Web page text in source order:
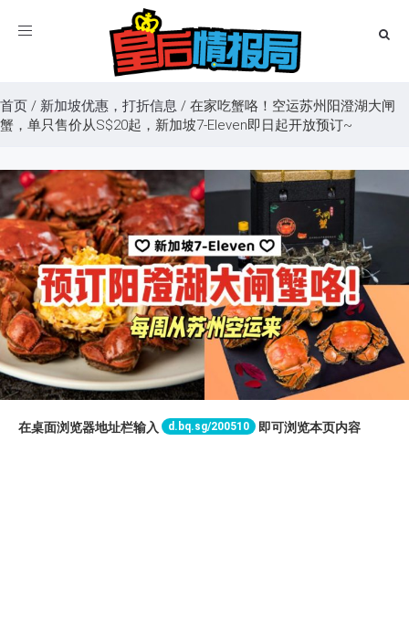
Toggle
首页 / 新加坡优惠，打折信息 / 在家吃蟹咯！空运苏州阳澄湖大闸
蟹，单只售价从S$20起，新加坡7-Eleven即日起开放预订~
在桌面浏览器地址栏输入 d.bq.sg/200510 即可浏览本页内容